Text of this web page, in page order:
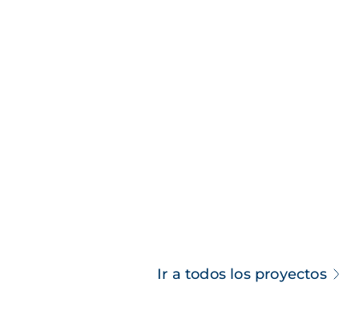
Ir a todos los proyectos